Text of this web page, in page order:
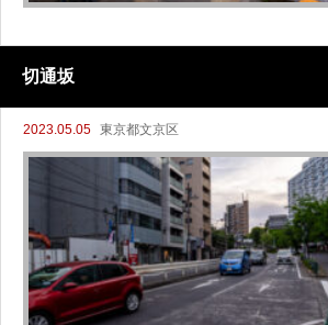
切通坂
2023.05.05 東京都文京区